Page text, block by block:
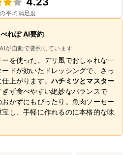
平均満足度
れぽ AI要約
が自動で要約しています
を使った、デリ風でおしゃれな一
ドが効いたドレッシングで、さっ
上がります。ハチミツとマスター
ず食べやすい絶妙なバランスで
かずにもぴったり。魚肉ソーセー
し、手軽に作れるのに本格的な味